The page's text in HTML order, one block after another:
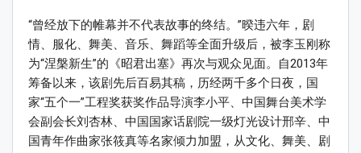
“曾经放下的帷幕并不代表故事的终结。”暌违六年，剧
情、服化、舞美、音乐、舞蹈等全面升级后，被李玉刚称
为“涅槃新生”的《昭君出塞》再次与观众见面。自2013年
筹备以来，该剧先后百易其稿，历经两千多个日夜，国
家“五个一”工程奖获奖作品导演李小平、中国舞台美术学
会副会长刘杏林、中国国家话剧院一级灯光设计邢辛、中
国青年作曲家张筱真等名家倾力加盟，从文化、舞美、剧